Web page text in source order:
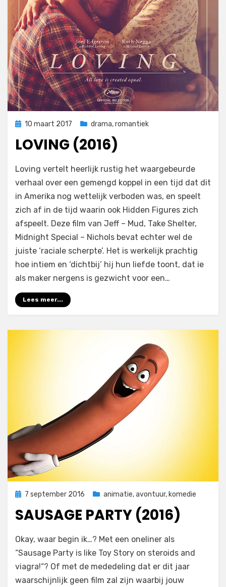
Geplaatst
10 maart 2017 drama,romantiek
LOVING (2016)
door Filmofiel.nl
Laat een reactie achter
Loving
(2016)
Loving vertelt heerlijk rustig het waargebeurde
verhaal over een gemengd koppel in een tijd dat dit
in Amerika nog wettelijk verboden was, en speelt
zich af in de tijd waarin ook Hidden Figures zich
afspeelt. Deze film van Jeff – Mud, Take Shelter,
Midnight Special – Nichols bevat echter wel de
juiste ‘raciale scherpte’. Het is werkelijk prachtig
hoe intiem en ‘dichtbij’ hij hun liefde toont, dat ie
als maker nergens is gezwicht voor een…
Lees meer...
Geplaatst
7 september 2016 animatie,avontuur, komedie
SAUSAGE PARTY (2016)
Filmofiel.nl
Laat een reactie achterop
Party
(2016)
Okay, waar begin ik…? Met een oneliner als
“Sausage Party is like Toy Story on steroids and
viagra!“? Of met de mededeling dat er dit jaar
waarschijnlijk geen film zal zijn waarbij jouw